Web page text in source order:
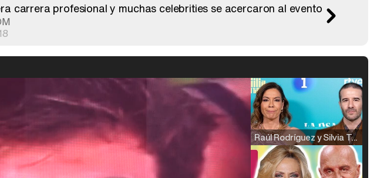
carrera profesional y muchas celebrities se acercaron al evento
Raúl Rodríguez y Silvia Taulés nos cuentan su papel en 'La familia de la tele'